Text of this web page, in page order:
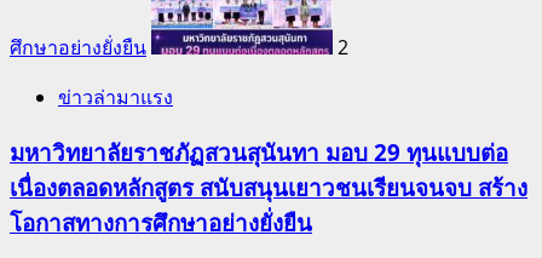
ศึกษาอย่างยั่งยืน
2
ข่าวล่ามาแรง
มหาวิทยาลัยราชภัฏสวนสุนันทา มอบ 29 ทุนแบบต่อ
เนื่องตลอดหลักสูตร สนับสนุนเยาวชนเรียนจนจบ สร้าง
โอกาสทางการศึกษาอย่างยั่งยืน